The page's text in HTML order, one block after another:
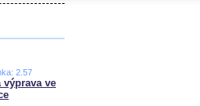
2.57
výprava ve